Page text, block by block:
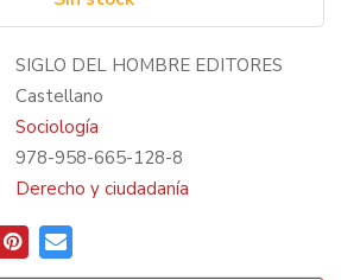
SIGLO DEL HOMBRE EDITORES
Castellano
Sociología
978-958-665-128-8
Derecho y ciudadanía